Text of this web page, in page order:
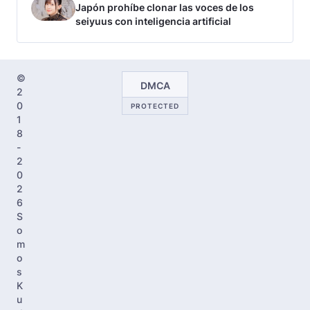
Japón prohíbe clonar las voces de los
seiyuus con inteligencia artificial
©
2
0
1
8
-
2
0
2
6
S
o
m
o
s
K
u
DMCA
PROTECTED